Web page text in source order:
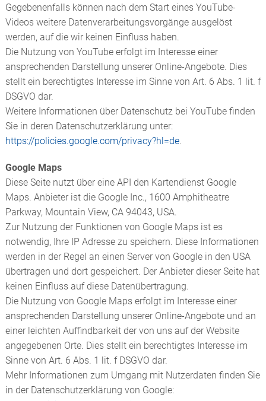
Gegebenenfalls können nach dem Start eines YouTube-
Videos weitere Datenverarbeitungsvorgänge ausgelöst
werden, auf die wir keinen Einfluss haben.
Die Nutzung von YouTube erfolgt im Interesse einer
ansprechenden Darstellung unserer Online-Angebote. Dies
stellt ein berechtigtes Interesse im Sinne von Art. 6 Abs. 1 lit. f
DSGVO dar.
Weitere Informationen über Datenschutz bei YouTube finden
Sie in deren Datenschutzerklärung unter:
https://policies.google.com/privacy?hl=de.
Google Maps
Diese Seite nutzt über eine API den Kartendienst Google
Maps. Anbieter ist die Google Inc., 1600 Amphitheatre
Parkway, Mountain View, CA 94043, USA.
Zur Nutzung der Funktionen von Google Maps ist es
notwendig, Ihre IP Adresse zu speichern. Diese Informationen
werden in der Regel an einen Server von Google in den USA
übertragen und dort gespeichert. Der Anbieter dieser Seite hat
keinen Einfluss auf diese Datenübertragung.
Die Nutzung von Google Maps erfolgt im Interesse einer
ansprechenden Darstellung unserer Online-Angebote und an
einer leichten Auffindbarkeit der von uns auf der Website
angegebenen Orte. Dies stellt ein berechtigtes Interesse im
Sinne von Art. 6 Abs. 1 lit. f DSGVO dar.
Mehr Informationen zum Umgang mit Nutzerdaten finden Sie
in der Datenschutzerklärung von Google: